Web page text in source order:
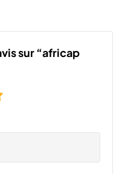
sur “africap